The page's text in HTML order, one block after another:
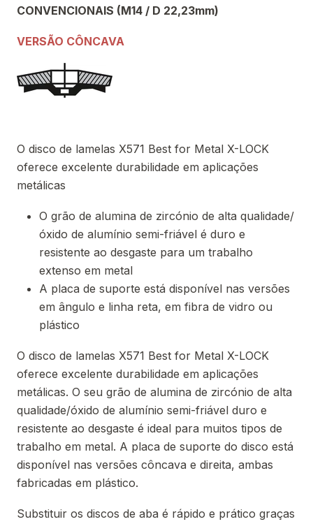
CONVENCIONAIS (M14 / D 22,23mm)
VERSÃO CÔNCAVA
O disco de lamelas X571 Best for Metal X-LOCK
oferece excelente durabilidade em aplicações
metálicas
O grão de alumina de zircónio de alta qualidade/
óxido de alumínio semi-friável é duro e
resistente ao desgaste para um trabalho
extenso em metal
A placa de suporte está disponível nas versões
em ângulo e linha reta, em fibra de vidro ou
plástico
O disco de lamelas X571 Best for Metal X-LOCK
oferece excelente durabilidade em aplicações
metálicas. O seu grão de alumina de zircónio de alta
qualidade/óxido de alumínio semi-friável duro e
resistente ao desgaste é ideal para muitos tipos de
trabalho em metal. A placa de suporte do disco está
disponível nas versões côncava e direita, ambas
fabricadas em plástico.
Substituir os discos de aba é rápido e prático graças